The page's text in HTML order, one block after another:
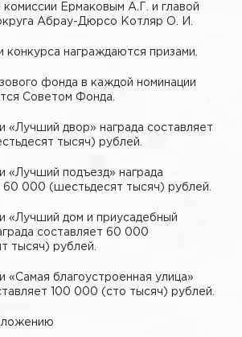
комиссии Ермаковым А.Г. и главой
Абрау-Дюрсо Котляр О. И.
конкурса награждаются призами.
фонда в каждой номинации
Советом Фонда.
«Лучший двор» награда составляет
тысяч) рублей.
«Лучший подъезд» награда
60 000 (шестьдесят тысяч) рублей.
«Лучший дом и приусадебный
составляет 60 000
тысяч) рублей.
«Самая благоустроенная улица»
100 000 (сто тысяч) рублей.